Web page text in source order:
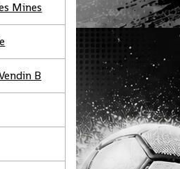
Mines
B